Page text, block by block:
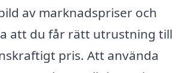
av marknadspriser och
att du får rätt utrustning till
pris. Att använda